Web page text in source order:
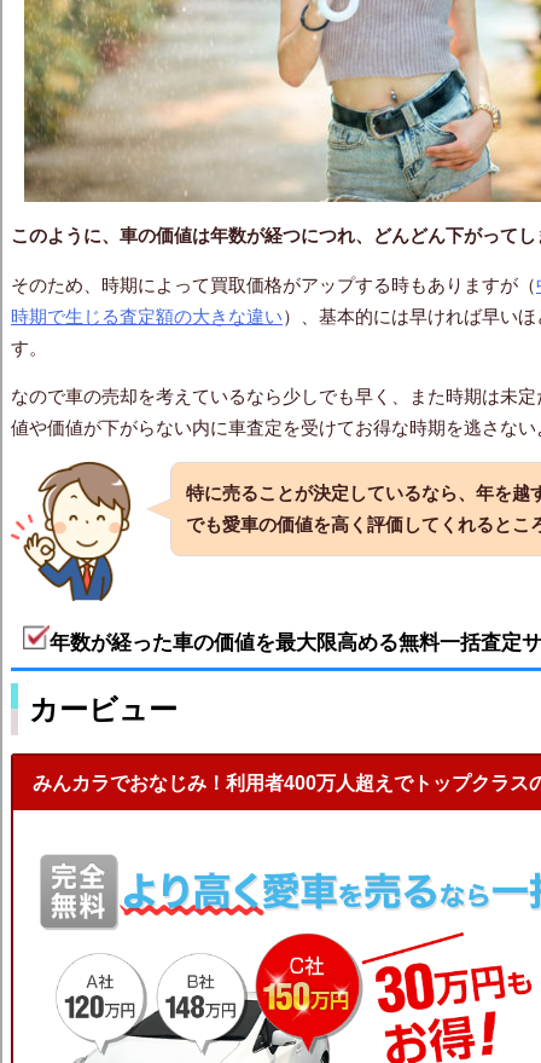
このように、 車の価値は年数が経つにつれ、どんどん下がって
そのため、時期によって買取価格がアップする時もありますが（
時期で生じる査定額の大きな違い）、基本的には早ければ早い
す。
なので車の売却を考えているなら少しでも早く、また時期は未
値や価値が下がらない内に車査定を受けてお得な時期を逃さな
特に売ることが決定しているなら、年を越
でも愛車の価値を高く評価してくれるとこ
年数が経った車の価値を最大限高める無料一括査定
カービュー
みんカラでおなじみ！利用者400万人超えでトップクラス